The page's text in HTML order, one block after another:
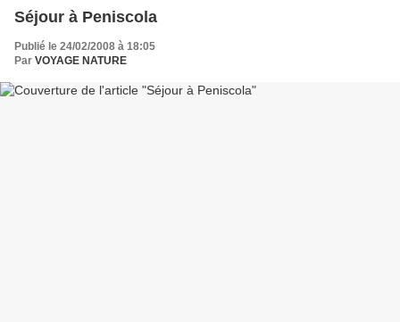
Séjour à Peniscola
Publié le 24/02/2008 à 18:05
Par VOYAGE NATURE